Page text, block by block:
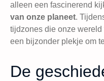
alleen een fascinerend
van onze planeet.
tijdzones die onze
een bijzonder plekje om
De